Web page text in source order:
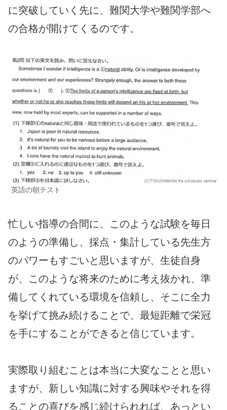
に突破していく先に、難関大学や難関学部へ
の合格が開けてくるのです。
英語の朝テスト
忙しい指導の合間に、このような試験を毎日
のようの準備し、採点・集計している先生方
のパワーもすごいと思いますが、生徒自身
が、このような将来のために考え抜かれ、準
備してくれている環境を信頼し、そこに全力
を挙げて挑み続けることで、最短距離で栄冠
を手にすることができると信じています。
実際取り組むことは本当に大変なことと思い
ますが、新しい知識に対する興味やそれを得
ることの喜びを感じ続けられれば、あっとい